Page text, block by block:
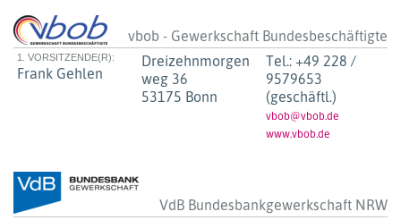
vbob - Gewerkschaft Bundesbeschäftigte
1. VORSITZENDE(R):
Frank Gehlen
Dreizehnmorgen
weg 36
53175 Bonn
Tel.:+49 228 /
9579653
(geschäftl.)
vbob@vbob.de
www.vbob.de
VdB Bundesbankgewerkschaft NRW